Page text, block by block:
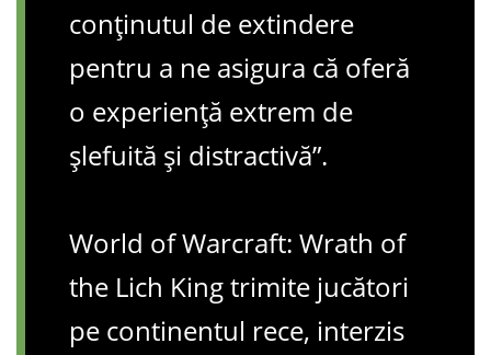
conținutul de extindere
pentru a ne asigura că oferă
o experiență extrem de
șlefuită și distractivă”.
World of Warcraft: Wrath of
the Lich King trimite jucători
pe continentul rece, interzis